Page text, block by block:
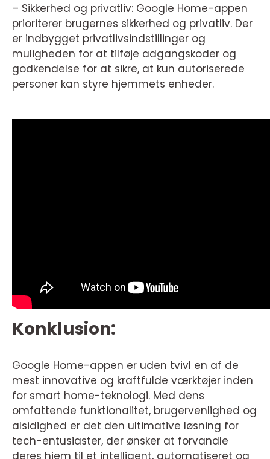
– Sikkerhed og privatliv: Google Home-appen
prioriterer brugernes sikkerhed og privatliv. Der
er indbygget privatlivsindstillinger og
muligheden for at tilføje adgangskoder og
godkendelse for at sikre, at kun autoriserede
personer kan styre hjemmets enheder.
Konklusion:
Google Home-appen er uden tvivl en af de
mest innovative og kraftfulde værktøjer inden
for smart home-teknologi. Med dens
omfattende funktionalitet, brugervenlighed og
alsidighed er det den ultimative løsning for
tech-entusiaster, der ønsker at forvandle
deres hjem til et intelligent, automatiseret og